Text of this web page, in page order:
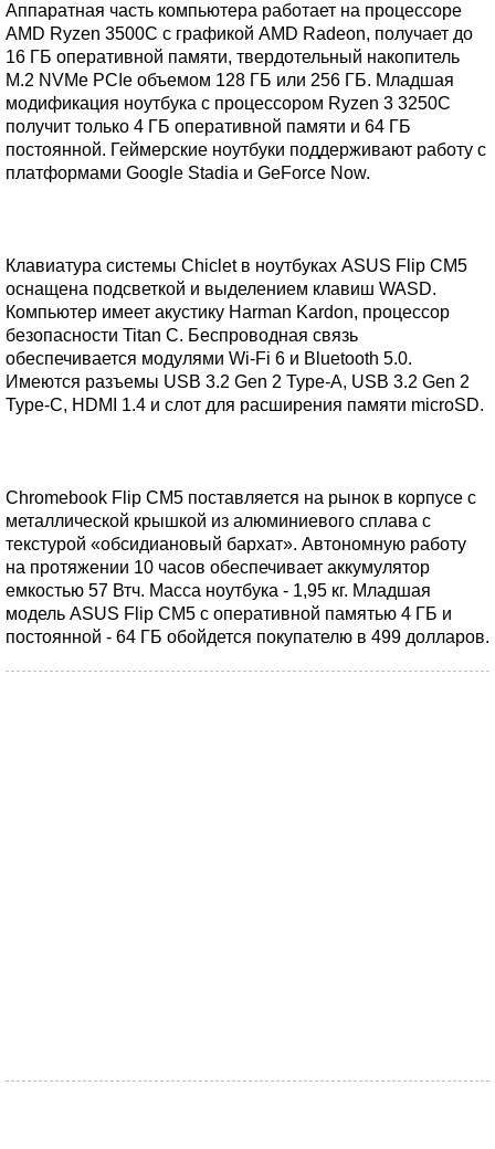
Аппаратная часть компьютера работает на процессоре
AMD Ryzen 3500С с графикой AMD Radeon, получает до
16 ГБ оперативной памяти, твердотельный накопитель
M.2 NVMe PCIe объемом 128 ГБ или 256 ГБ. Младшая
модификация ноутбука с процессором Ryzen 3 3250C
получит только 4 ГБ оперативной памяти и 64 ГБ
постоянной. Геймерские ноутбуки поддерживают работу с
платформами Google Stadia и GeForce Now.
Клавиатура системы Chiclet в ноутбуках ASUS Flip CM5
оснащена подсветкой и выделением клавиш WASD.
Компьютер имеет акустику Harman Kardon, процессор
безопасности Titan C. Беспроводная связь
обеспечивается модулями Wi-Fi 6 и Bluetooth 5.0.
Имеются разъемы USB 3.2 Gen 2 Type-A, USB 3.2 Gen 2
Type-C, HDMI 1.4 и слот для расширения памяти microSD.
Chromebook Flip CM5 поставляется на рынок в корпусе с
металлической крышкой из алюминиевого сплава с
текстурой «обсидиановый бархат». Автономную работу
на протяжении 10 часов обеспечивает аккумулятор
емкостью 57 Втч. Масса ноутбука - 1,95 кг. Младшая
модель ASUS Flip CM5 с оперативной памятью 4 ГБ и
постоянной - 64 ГБ обойдется покупателю в 499 долларов.